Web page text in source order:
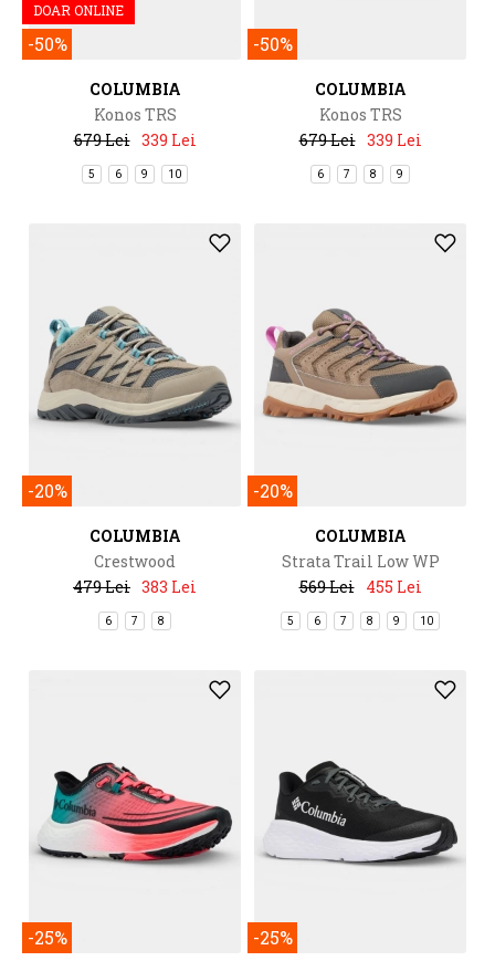
DOAR ONLINE
-50%
COLUMBIA
Konos TRS
679 Lei 339 Lei
5 6 9 10
-50%
COLUMBIA
Konos TRS
679 Lei 339 Lei
6 7 8 9
-20%
COLUMBIA
Crestwood
479 Lei 383 Lei
6 7 8
-20%
COLUMBIA
Strata Trail Low WP
569 Lei
455 Lei
5 6 7 8 9 10
-25% -25%